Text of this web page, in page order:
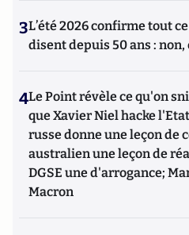
3L’été 2026 confirme tout
disent depuis 50 ans :
4Le Point révèle ce qu'on
que Xavier Niel hacke
russe donne une leçon de
australien une leçon de
DGSE une d'arrogance;
Macron